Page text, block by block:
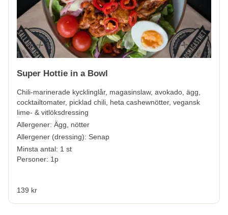
Super Hottie in a Bowl
Chili-marinerade kycklinglår, magasinslaw, avokado, ägg,
cocktailtomater, picklad chili, heta cashewnötter, vegansk
lime- & vitlöksdressing
Allergener: Ägg, nötter
Allergener (dressing): Senap
Minsta antal: 1 st
Personer: 1p
139 kr